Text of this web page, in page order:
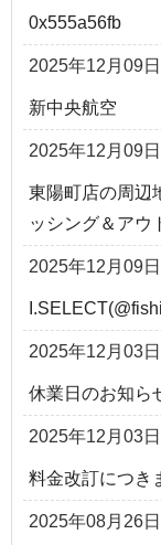
0x555a56fb
2025年12月09日
新中央航空
2025年12月09日
東陽町店の周辺
ッシング＆アウ
2025年12月09日
2025年12月03日
休業日のお知ら
2025年12月03日
料金改訂につき
2025年08月26日